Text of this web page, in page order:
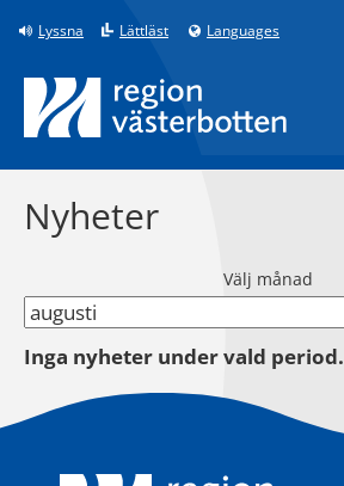
Till innehåll på sidan
Lyssna Lättläst Languages
Nyheter
Välj månad
Inga nyheter under vald period.